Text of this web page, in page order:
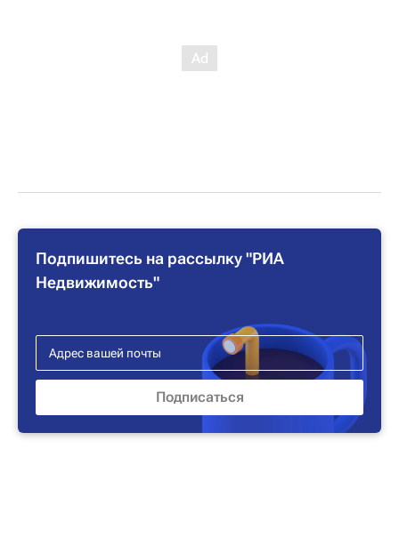
Подпишитесь на рассылку "РИА
Недвижимость"